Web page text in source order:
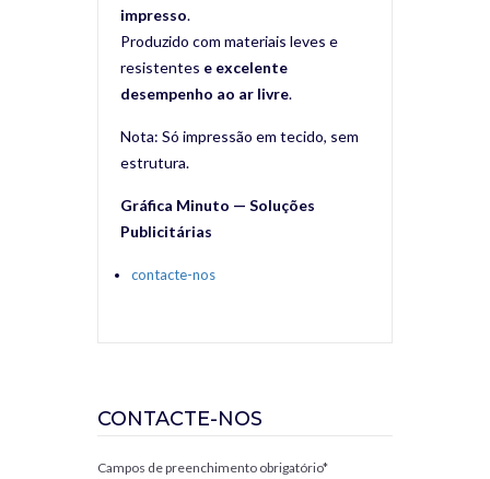
impresso.
Produzido com materiais leves e
resistentes e excelente
desempenho ao ar livre.
Nota: Só impressão em tecido, sem
estrutura.
Gráfica Minuto — Soluções
Publicitárias
contacte-nos
CONTACTE-NOS
Campos de preenchimento obrigatório*